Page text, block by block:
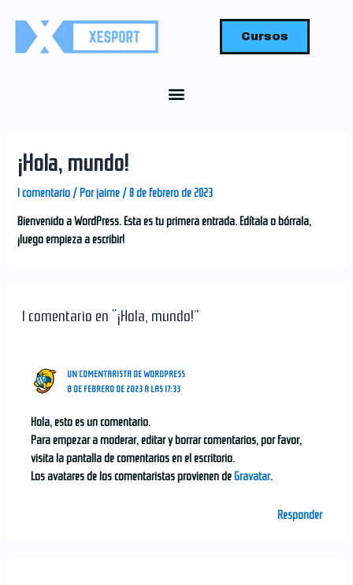
Cursos
¡Hola, mundo!
1 comentario / Porjaime /8 de febrero de 2023
Bienvenido a WordPress. Esta es tu primera entrada. Edítala o bórrala,
¡luego empieza a escribir!
1 comentario en “¡Hola, mundo!”
UN COMENTARISTA DE WORDPRESS
8 DE FEBRERO DE 2023 A LAS 17:33
Hola, esto es un comentario.
Para empezar a moderar, editar y borrar comentarios, por favor,
visita la pantalla de comentarios en el escritorio.
Los avatares de los comentaristas provienen deGravatar.
Responder